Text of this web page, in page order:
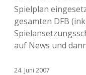
Spielplan
gesamten DFB
auf News und
24. Juni 2007